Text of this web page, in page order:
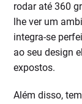
rodar até 360
lhe ver um
integra-se
ao seu design
expostos.
Além disso,